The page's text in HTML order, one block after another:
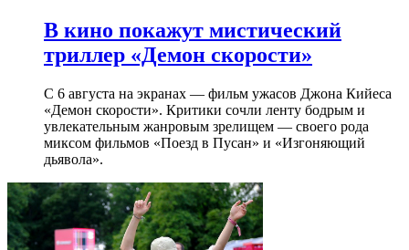
В кино покажут мистический
триллер «Демон скорости»
С 6 августа на экранах — фильм ужасов Джона Кийеса
«Демон скорости». Критики сочли ленту бодрым и
увлекательным жанровым зрелищeм — своего рода
миксом фильмов «Поезд в Пусан» и «Изгоняющий
дьявола».